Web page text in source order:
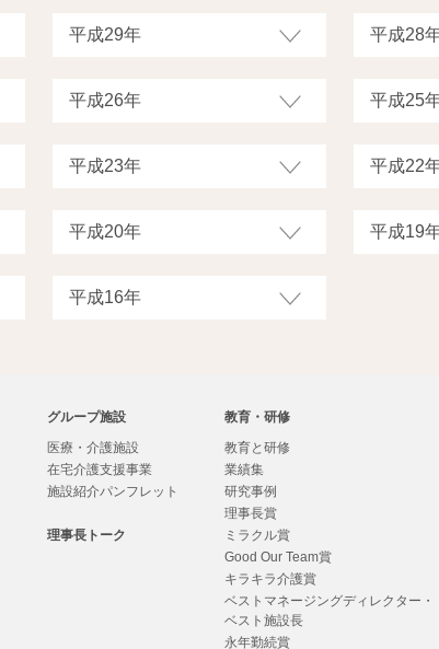
グループ施設
医療・介護施設
在宅介護支援事業
施設紹介パンフレット
理事長トーク
教育・研修
教育と研修
業績集
研究事例
理事長賞
ミラクル賞
Good Our Team賞
キラキラ介護賞
ベストマネージングディレクター・
ベスト施設長
永年勤続賞